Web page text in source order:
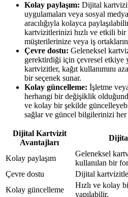
Kolay paylaşım: Dijital
uygulamaları veya sosyal
aracılığıyla kolayca
kartvizitlerinizi hızlı ve etkili bir
müşterilerinize veya iş
Çevre dostu: Geleneksel
gerektirdiği için çevresel
kartvizitler, kağıt kullanımını
bir seçenek sunar.
Kolay güncelleme: İşletme
herhangi bir değişiklik
ve kolay bir şekilde
sağlar ve güncel bilgilerinizi her
Dijital Kartvizit
Avantajları
Kolay paylaşım
Geleneksel
kullanılan bir
Çevre dostu
Dijital kartvizitler
Kolay güncelleme
Hızlı ve kolay
yapılabilir.